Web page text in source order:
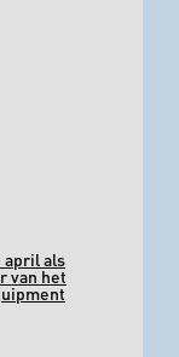
april als
van het